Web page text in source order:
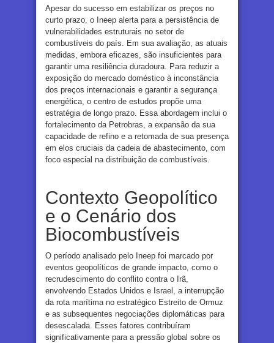
Apesar do sucesso em estabilizar os preços no
curto prazo, o Ineep alerta para a persistência de
vulnerabilidades estruturais no setor de
combustíveis do país. Em sua avaliação, as atuais
medidas, embora eficazes, são insuficientes para
garantir uma resiliência duradoura. Para reduzir a
exposição do mercado doméstico à inconstância
dos preços internacionais e garantir a segurança
energética, o centro de estudos propõe uma
estratégia de longo prazo. Essa abordagem inclui o
fortalecimento da Petrobras, a expansão da sua
capacidade de refino e a retomada de sua presença
em elos cruciais da cadeia de abastecimento, com
foco especial na distribuição de combustíveis.
Contexto Geopolítico
e o Cenário dos
Biocombustíveis
O período analisado pelo Ineep foi marcado por
eventos geopolíticos de grande impacto, como o
recrudescimento do conflito contra o Irã,
envolvendo Estados Unidos e Israel, a interrupção
da rota marítima no estratégico Estreito de Ormuz
e as subsequentes negociações diplomáticas para
desescalada. Esses fatores contribuíram
significativamente para a pressão global sobre os